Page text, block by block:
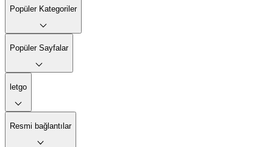
Popüler Kategoriler
Popüler Sayfalar
letgo
Resmi bağlantılar